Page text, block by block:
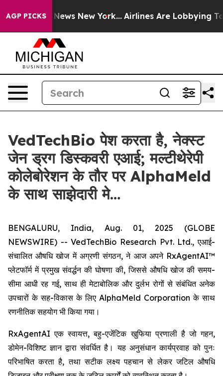
AGP PICKS
CBS News New York... Airlines Are Lobbying To
VedTechBio पेश करता है, नेक्स्ट
जेन ड्रग डिस्कवरी एआई; मल्टीथेरेपी
कोलेबोरेशन के तौर पर AlphaMeld
के साथ साझेदारी मे…
BENGALURU, India, Aug. 01, 2025 (GLOBE
NEWSWIRE) -- VedTechBio Research Pvt. Ltd., एआई-
संचालित औषधि खोज में अग्रणी संगठन, ने आज अपने RxAgentAI™
प्लेटफॉर्म में प्रमुख संवर्द्धन की घोषणा की, जिससे औषधि खोज की समय-
सीमा आधी रह गई, साथ ही मेटाबोलिक और दुर्लभ रोगों से संबंधित अनेक
उपचारों के सह-विकास के लिए AlphaMeld Corporation के साथ
रणनीतिक सहयोग भी किया गया।
RxAgentAI एक स्वायत्त, बहु-एजेंटिक खुफिया प्रणाली है जो गहन,
डोमेन-विशिष्ट ज्ञान द्वारा संवर्धित है। यह अनुसंधान कार्यप्रवाह को पुनः
परिभाषित करता है, तथा सटीक लक्ष्य पहचान से लेकर जटिल औषधि